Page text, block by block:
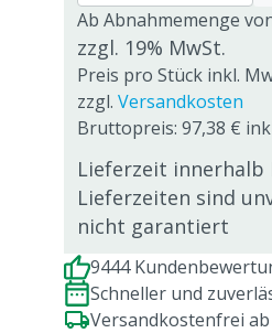
Ab Abnahmemenge
zzgl. 19% MwSt.
Preis pro Stück inkl.
zzgl. Versandkosten
Bruttopreis: 97,38 €
Lieferzeit innerhalb
Lieferzeiten sind
nicht garantiert
9444
Schneller und
Versandkostenfrei ab